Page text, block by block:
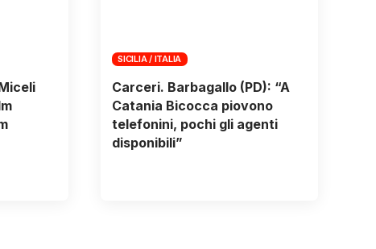
SICILIA / ITALIA
Carceri. Barbagallo (PD): “A
Catania Bicocca piovono
telefonini, pochi gli agenti
disponibili”